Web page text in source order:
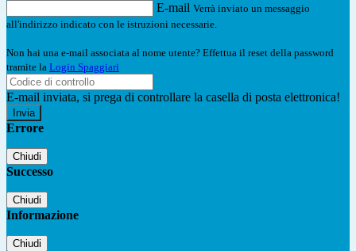
E-mail Verrà inviato un messaggio
all'indirizzo indicato con le istruzioni necessarie.
Non hai una e-mail associata al nome utente? Effettua il reset della password
tramite la Login Spaggiari
E-mail inviata, si prega di controllare la casella di posta elettronica!
Errore
Chiudi
Successo
Chiudi
Informazione
Chiudi